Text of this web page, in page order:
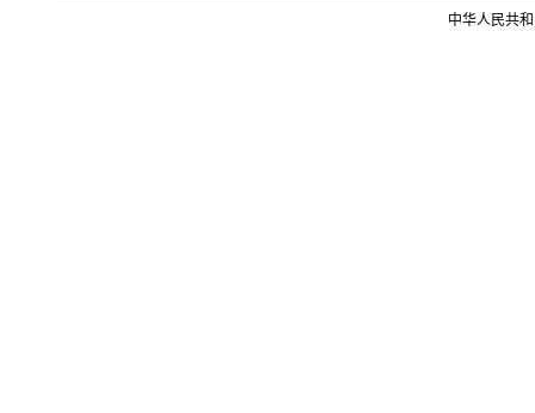
中华人民共